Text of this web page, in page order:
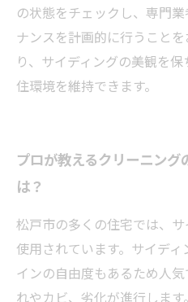
の状態をチェックし、専門
ナンスを計画的に行うこと
り、サイディングの美観を
住環境を維持できます。
プロが教えるクリーニン
は？
松戸市の多くの住宅では、
使用されています。サイデ
インの自由度もあるため人
れやカビ、劣化が進行しま